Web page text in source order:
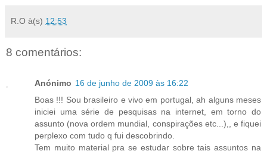
R.O à(s) 12:53
8 comentários:
Anónimo 16 de junho de 2009 às 16:22
Boas !!! Sou brasileiro e vivo em portugal, ah alguns meses
iniciei uma série de pesquisas na internet, em torno do
assunto (nova ordem mundial, conspirações etc...),, e fiquei
perplexo com tudo q fui descobrindo.
Tem muito material pra se estudar sobre tais assuntos na